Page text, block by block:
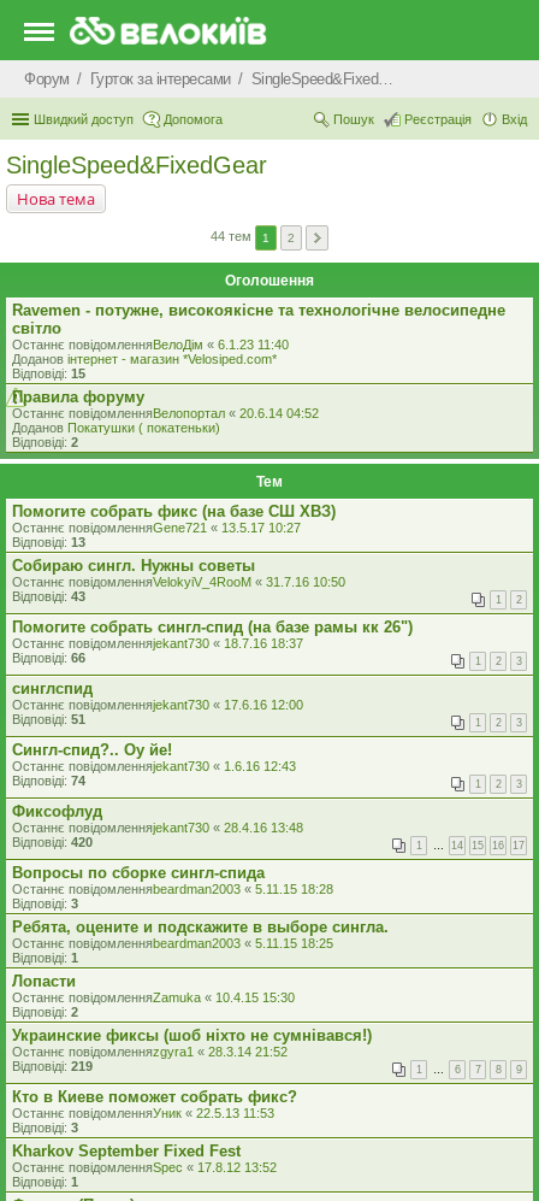
Форум Гурток за інтересами SingleSpeed&FixedGear
Швидкий доступ Допомога Вхід
Реєстрація
Пошук
SingleSpeed&FixedGear
Нова тема
44 тем 1 2
Оголошення
Ravemen - потужне, високоякісне та технологічне велосипедне
світло
Останнє повідомленняВелоДім « 6.1.23 11:40
Доданов iнтернет - магазин *Velosiped.com*
Відповіді: 15
Правила форуму
Останнє повідомленняВелопортал « 20.6.14 04:52
Доданов Покатушки ( покатеньки)
Відповіді: 2
Тем
Помогите собрать фикс (на базе СШ ХВЗ)
Останнє повідомленняGene721 « 13.5.17 10:27
Відповіді: 13
Собираю сингл. Нужны советы
Останнє повідомленняVelokyiV_4RooM « 31.7.16 10:50
Відповіді: 43 1 2
Помогите собрать сингл-спид (на базе рамы кк 26")
Останнє повідомленняjekant730 « 18.7.16 18:37
Відповіді: 66 1 2 3
синглспид
Останнє повідомленняjekant730 « 17.6.16 12:00
Відповіді: 51 1 2 3
Сингл-спид?.. Оу йе!
Останнє повідомленняjekant730 « 1.6.16 12:43
Відповіді: 74 1 2 3
Фиксофлуд
Останнє повідомленняjekant730 « 28.4.16 13:48
Відповіді: 420 1 … 14 15 16 17
Вопросы по сборке сингл-спида
Останнє повідомленняbeardman2003 « 5.11.15 18:28
Відповіді: 3
Ребята, оцените и подскажите в выборе сингла.
Останнє повідомленняbeardman2003 « 5.11.15 18:25
Відповіді: 1
Лопасти
Останнє повідомленняZamuka « 10.4.15 15:30
Відповіді: 2
Украинские фиксы (шоб ніхто не сумнівався!)
Останнє повідомленняzgyra1 « 28.3.14 21:52
Відповіді: 219 1 … 6 7 8 9
Кто в Киеве поможет собрать фикс?
Останнє повідомленняУник « 22.5.13 11:53
Відповіді: 3
Kharkov September Fixed Fest
Останнє повідомленняSpec « 17.8.12 13:52
Відповіді: 1